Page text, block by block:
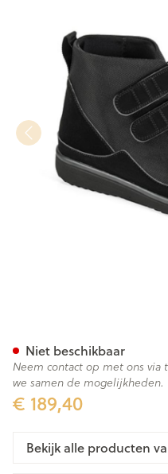
€ 189,40
Niet beschikbaar
Neem contact op met ons
we samen de mogelijkheden.
Bekijk alle producten